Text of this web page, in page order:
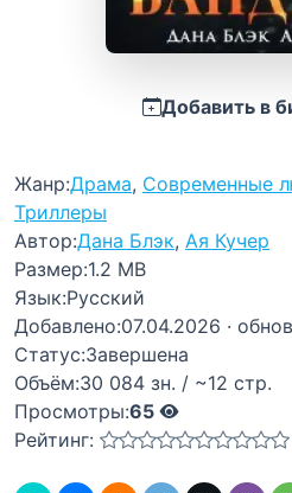
Добавить в
Жанр:Драма, Современные
Триллеры
Автор:Дана Блэк, Ая Кучер
Размер:1.2 MB
Язык:Русский
Добавлено:07.04.2026 ·
Статус:Завершена
Объём:30 084 зн. / ~12 стр.
Просмотры:65
Рейтинг: